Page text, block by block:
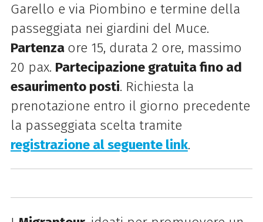
Garello e via Piombino e termine della
passeggiata nei giardini del Muce.
Partenza ore 15, durata 2 ore, massimo
20 pax. Partecipazione gratuita fino ad
esaurimento posti. Richiesta la
prenotazione entro il giorno precedente
la passeggiata scelta tramite
registrazione al seguente link.